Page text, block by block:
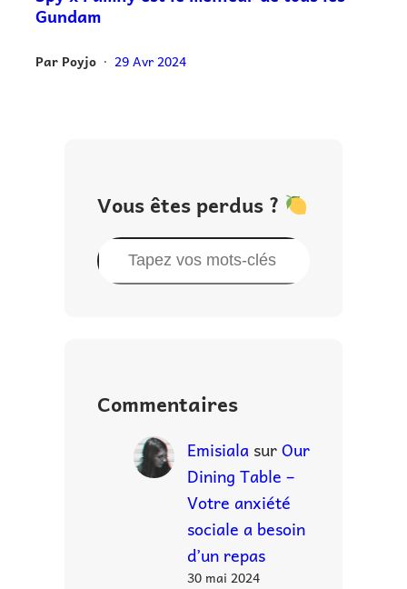
Gundam
Par Poyjo • 29 Avr 2024
Vous êtes perdus ?
R
e
c
Commentaires
EmisialasurOur
Dining Table –
Votre anxiété
sociale a besoin
d’un repas
30 mai 2024